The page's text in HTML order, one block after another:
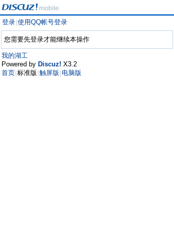
登录 使用QQ帐号登录
您需要先登录才能继续本操作
我的湖工
Powered by Discuz! X3.2
首页 标准版 触屏版 电脑版